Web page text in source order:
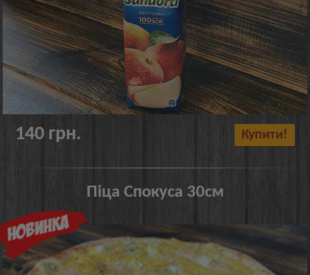
140 грн. Купити!
Піца Спокуса 30см